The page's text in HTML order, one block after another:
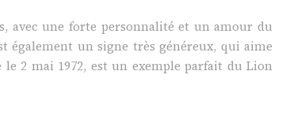
avec une forte personnalité et un amour du
également un signe très généreux, qui aime
le 2 mai 1972, est un exemple parfait du Lion